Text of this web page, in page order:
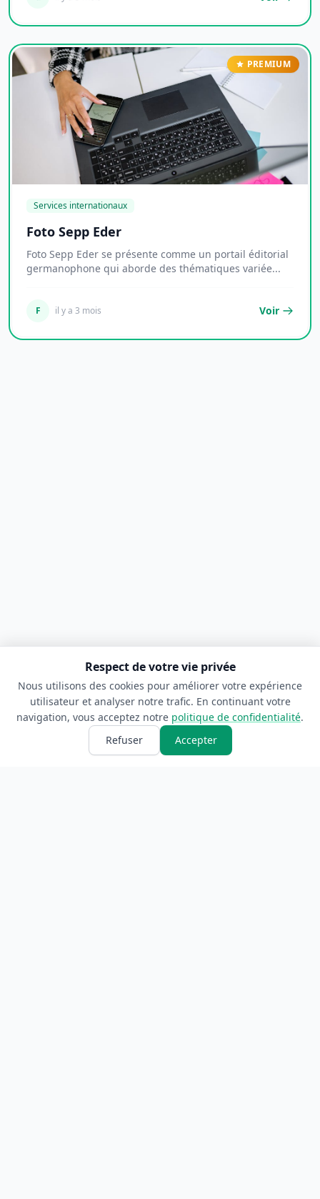
PREMIUM
Services internationaux
Foto Sepp Eder
Foto Sepp Eder se présente comme un portail éditorial
germanophone qui aborde des thématiques variée...
F il y a 3 mois Voir
Respect de votre vie privée
Nous utilisons des cookies pour améliorer votre expérience
utilisateur et analyser notre trafic. En continuant votre
navigation, vous acceptez notre politique de confidentialité.
Refuser
Accepter